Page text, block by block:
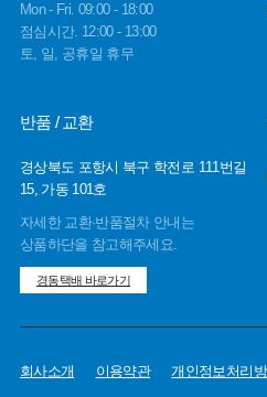
Mon - Fri. 09:00 - 18:00
점심시간. 12:00 - 13:00
토, 일, 공휴일 휴무
반품 / 교환
경상북도 포항시 북구 학전로 111번길
15, 가동 101호
자세한 교환·반품절차 안내는
상품하단을 참고해주세요.
경동택배 바로가기
회사소개 이용약관 개인정보처리